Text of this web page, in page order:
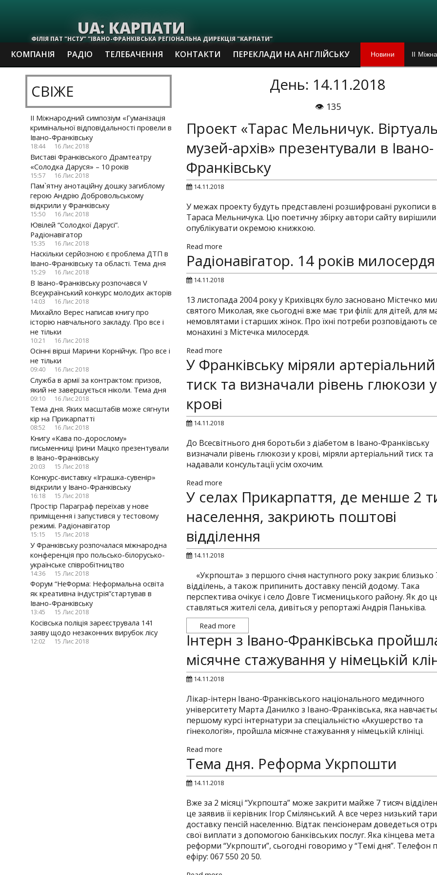
UA: КАРПАТИ
ФІЛІЯ ПАТ "НСТУ" "ІВАНО-ФРАНКІВСЬКА РЕГІОНАЛЬНА ДИРЕКЦІЯ "КАРПАТИ"
КОМПАНІЯ РАДІО ТЕЛЕБАЧЕННЯ КОНТАКТИ ПЕРЕКЛАДИ НА АНГЛІЙСЬКУ Новини
ІІ
Ювілей
В
Осінні
Тема
СВІЖЕ
ІІ Міжнародний симпозіум «Гуманізація
кримінальної відповідальності провели в
Івано-Франківську
18:44 16 Лис 2018
Виставі Франківського Драмтеатру
«Солодка Даруся» – 10 років
15:57 16 Лис 2018
Пам`ятну анотаційну дошку загиблому
герою Андрію Добровольському
відкрили у Франківську
15:50 16 Лис 2018
Ювілей “Солодкої Дарусі”.
Радіонавігатор
15:35 16 Лис 2018
Наскільки серйозною є проблема ДТП в
Івано-Франківську та області. Тема дня
15:29 16 Лис 2018
В Івано-Франківську розпочався V
Всеукраїнський конкурс молодих акторів
14:03 16 Лис 2018
Михайло Верес написав книгу про
історію навчального закладу. Про все і
не тільки
10:21 16 Лис 2018
Осінні вірші Марини Корнійчук. Про все і
не тільки
09:40 16 Лис 2018
Служба в армії за контрактом: призов,
який не завершується ніколи. Тема дня
09:10 16 Лис 2018
Тема дня. Яких масштабів може сягнути
кір на Прикарпатті
08:52 16 Лис 2018
Книгу «Кава по-дорослому»
письменниці Ірини Мацко презентували
в Івано-Франківську
20:03 15 Лис 2018
Конкурс-виставку «Іграшка-сувенір»
відкрили у Івано-Франківську
16:18 15 Лис 2018
Простір Параграф переїхав у нове
приміщення і запустився у тестовому
режимі. Радіонавігатор
15:15 15 Лис 2018
У Франківську розпочалася міжнародна
конференція про польсько-білорусько-
українське співробітництво
14:36 15 Лис 2018
Форум “НеФорма: Неформальна освіта
як креативна індустрія”стартував в
Івано-Франківську
13:45 15 Лис 2018
Косівська поліція зареєструвала 141
заяву щодо незаконних вирубок лісу
12:02 15 Лис 2018
День: 14.11.2018
👁 135
Проект «Тарас Мельничук.
музей-архів» презентували в Івано-
Франківську
14.11.2018
У межах проекту будуть представлені розшифровані рукописи
Тараса Мельничука. Цю поетичну збірку автори сайту вирішили
опублікувати окремою книжкою.
Read more
Радіонавігатор. 14 років милосердя
14.11.2018
13 листопада 2004 року у Крихівцях було засновано Містечко
святого Миколая, яке сьогодні вже має три філії: для дітей, для
немовлятами і старших жінок. Про їхні потреби розповідають
монахині з Містечка милосердя.
Read more
У Франківську міряли артеріальний
тиск та визначали рівень глюкози у
крові
14.11.2018
До Всесвітнього дня боротьби з діабетом в Івано-Франківську
визначали рівень глюкози у крові, міряли артеріальний тиск та
надавали консультації усім охочим.
Read more
У селах Прикарпаття, де менше 2
населення, закриють поштові
відділення
14.11.2018
«Укрпошта» з першого січня наступного року закриє близько
відділень, а також припинить доставку пенсій додому. Така
перспектива очікує і село Довге Тисменицького району. Як до
ставляться жителі села, дивіться у репортажі Андрія Паньківа.
Read more
Інтерн з Івано-Франківська
місячне стажування у німецькій
14.11.2018
Лікар-інтерн Івано-Франківського національного медичного
університету Марта Данилко з Івано-Франківська, яка
першому курсі інтернатури за спеціальністю «Акушерство та
гінекологія», пройшла місячне стажування у німецькій клініці.
Read more
Тема дня. Реформа Укрпошти
14.11.2018
Вже за 2 місяці “Укрпошта” може закрити майже 7 тисяч
це заявив її керівник Ігор Смілянський. А все через низький
доставку пенсій населенню. Відтак пенсіонерам доведеться
свої виплати з допомогою банківських послуг. Яка кінцева мета
реформи “Укрпошти”, сьогодні говоримо у “Темі дня”. Телефон
ефіру: 067 550 20 50.